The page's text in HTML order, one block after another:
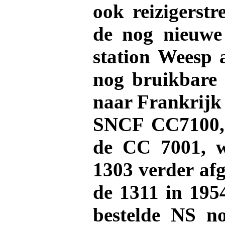
ook
de nog
station Weesp
nog bruikbare
naar Frankrijk
SNCF
de CC 7001,
1303 verder
de 1311 in
bestelde NS